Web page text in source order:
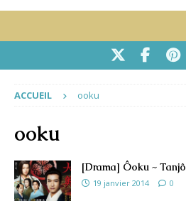
ACCUEIL ooku
ooku
[Drama] Ôoku ~ Tanjô
19 janvier 2014 0